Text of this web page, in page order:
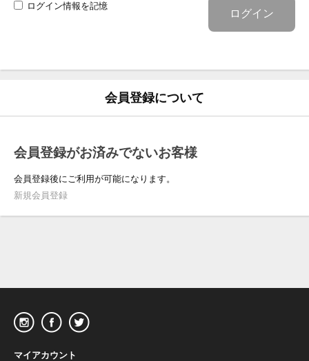
ログイン
ログイン情報を記憶
会員登録について
会員登録がお済みでないお客様
会員登録後にご利用が可能になります。
新規会員登録
マイアカウント